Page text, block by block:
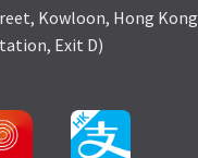
Kowloon, Hong Kong
Exit D)